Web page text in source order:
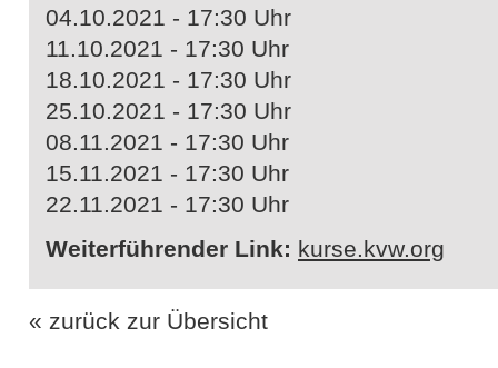
04.10.2021 - 17:30 Uhr
11.10.2021 - 17:30 Uhr
18.10.2021 - 17:30 Uhr
25.10.2021 - 17:30 Uhr
08.11.2021 - 17:30 Uhr
15.11.2021 - 17:30 Uhr
22.11.2021 - 17:30 Uhr
Weiterführender Link: kurse.kvw.org
« zurück zur Übersicht